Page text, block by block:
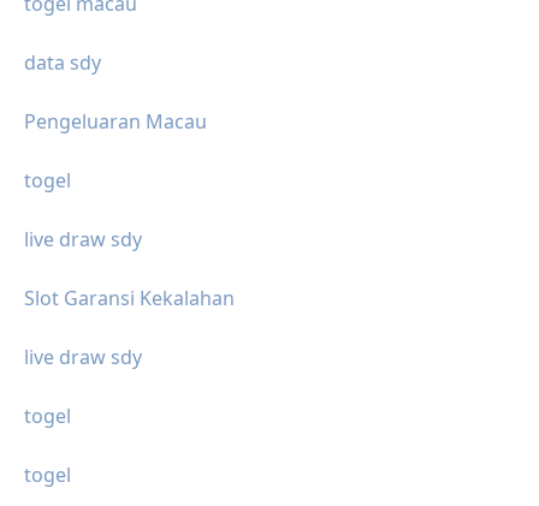
data sdy
Pengeluaran Macau
togel
live draw sdy
Slot Garansi Kekalahan
live draw sdy
togel
togel